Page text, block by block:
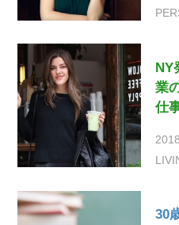
NY
業
仕
30